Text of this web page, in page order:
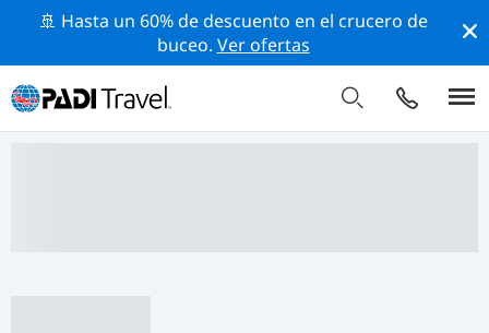
🚢 Hasta un 60% de descuento en el crucero de
buceo. Ver ofertas